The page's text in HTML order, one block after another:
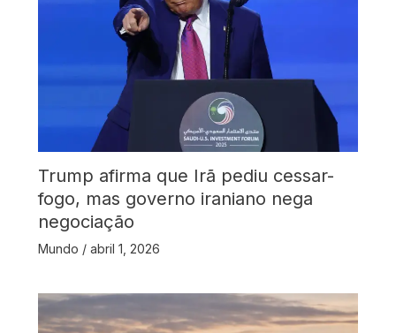
Trump afirma que Irã pediu cessar-
fogo, mas governo iraniano nega
negociação
Mundo / abril 1, 2026